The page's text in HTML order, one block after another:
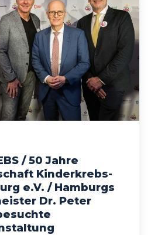
/ 50 Jahre
Kinderkrebs-
e.V. / Hamburgs
Dr. Peter